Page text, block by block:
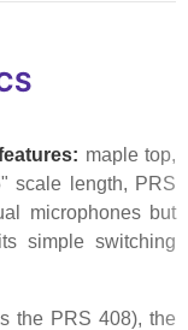
maple top,
scale length, PRS
microphones but
simple switching
the PRS 408), the